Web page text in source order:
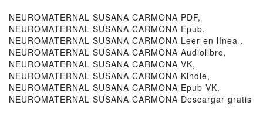
NEUROMATERNAL SUSANA CARMONA PDF,
NEUROMATERNAL SUSANA CARMONA Epub,
NEUROMATERNAL SUSANA CARMONA Leer en línea ,
NEUROMATERNAL SUSANA CARMONA Audiolibro,
NEUROMATERNAL SUSANA CARMONA VK,
NEUROMATERNAL SUSANA CARMONA Kindle,
NEUROMATERNAL SUSANA CARMONA Epub VK,
NEUROMATERNAL SUSANA CARMONA Descargar gratis